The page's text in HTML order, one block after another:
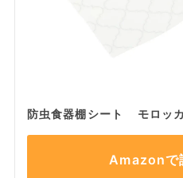
防虫食器棚シート モロッ
Amazonで